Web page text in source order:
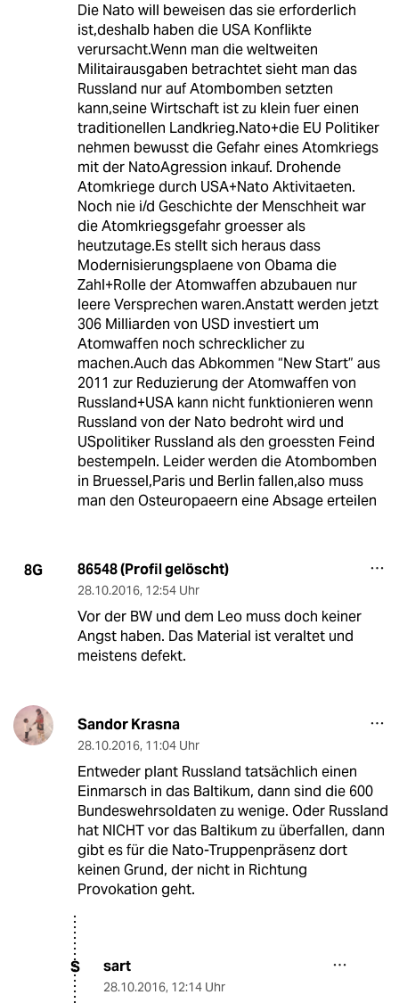
Die Nato will beweisen das sie erforderlich
ist,deshalb haben die USA Konflikte
verursacht.Wenn man die weltweiten
Militairausgaben betrachtet sieht man das
Russland nur auf Atombomben setzten
kann,seine Wirtschaft ist zu klein fuer einen
traditionellen Landkrieg.Nato+die EU Politiker
nehmen bewusst die Gefahr eines Atomkriegs
mit der NatoAgression inkauf. Drohende
Atomkriege durch USA+Nato Aktivitaeten.
Noch nie i/d Geschichte der Menschheit war
die Atomkriegsgefahr groesser als
heutzutage.Es stellt sich heraus dass
Modernisierungsplaene von Obama die
Zahl+Rolle der Atomwaffen abzubauen nur
leere Versprechen waren.Anstatt werden jetzt
306 Milliarden von USD investiert um
Atomwaffen noch schrecklicher zu
machen.Auch das Abkommen “New Start” aus
2011 zur Reduzierung der Atomwaffen von
Russland+USA kann nicht funktionieren wenn
Russland von der Nato bedroht wird und
USpolitiker Russland als den groessten Feind
bestempeln. Leider werden die Atombomben
in Bruessel,Paris und Berlin fallen,also muss
man den Osteuropaeern eine Absage erteilen
8G 86548 (Profil gelöscht)
28.10.2016, 12:54 Uhr
Vor der BW und dem Leo muss doch keiner
Angst haben. Das Material ist veraltet und
meistens defekt.
Sandor Krasna
28.10.2016, 11:04 Uhr
Entweder plant Russland tatsächlich einen
Einmarsch in das Baltikum, dann sind die 600
Bundeswehrsoldaten zu wenige. Oder Russland
hat NICHT vor das Baltikum zu überfallen, dann
gibt es für die Nato-Truppenpräsenz dort
keinen Grund, der nicht in Richtung
Provokation geht.
S sart
28.10.2016, 12:14 Uhr